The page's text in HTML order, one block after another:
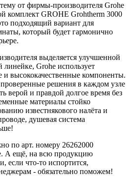
от фирмы-производителя Grohe
комплект GROHE Grohtherm 3000
подходящий вариант для
который будет гармонично
выделяется улучшенной
Grohe использует
и высококачественные компоненты.
решения в каждом узле
верой и правдой долгое время без
материалы стойко
известнякового налёта и
душевая система
по арт. номеру 26262000
А ещё, на всю продукцию
если что-то испортится,
- обязательно поможем!